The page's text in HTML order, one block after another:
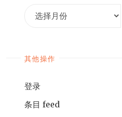
其他操作
登录
条目 feed